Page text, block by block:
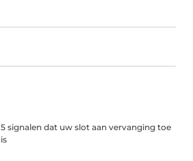
5 signalen dat uw slot aan vervanging toe
is